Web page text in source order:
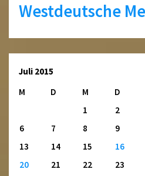
Westdeutsche
Juli 2015
M
D M D
1
2
6
7 8 9
13
14 15 16
20
21 22 23